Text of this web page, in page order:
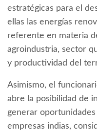
estratégicas para el
ellas las energías
referente en materia
agroindustria, sector
y productividad del
Asimismo, el
abre la posibilidad de
generar
empresas indias,